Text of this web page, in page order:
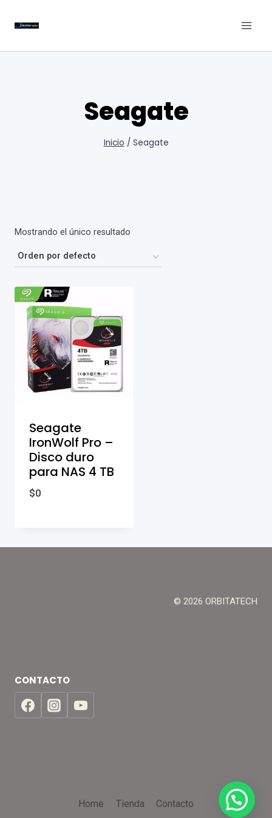
Seagate
Inicio / Seagate
Mostrando el único resultado
Seagate
IronWolf Pro –
Disco duro
para NAS 4 TB
$0
© 2026 ORBITATECH
CONTACTO
Home Tienda Contacto